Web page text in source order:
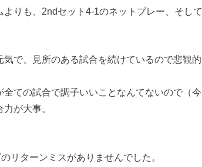
りも、2ndセット4-1のネットプレー、そして
で、見所のある試合を続けているので悲観的
ての試合で調子いいことなんてないので（今
が大事。
リターンミスがありませんでした。